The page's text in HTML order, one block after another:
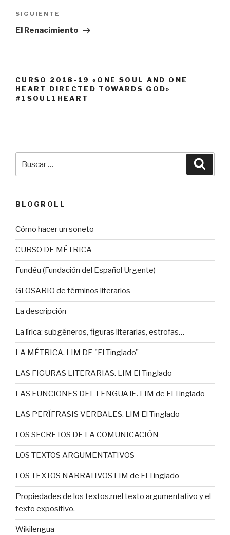
Siguiente
entrada
SIGUIENTE
El Renacimiento
CURSO 2018-19 «ONE SOUL AND ONE
HEART DIRECTED TOWARDS GOD»
#1SOUL1HEART
por:
BLOGROLL
Cómo hacer un soneto
CURSO DE MÉTRICA
Fundéu (Fundación del Español Urgente)
GLOSARIO de términos literarios
La descripción
La lírica: subgéneros, figuras literarias, estrofas…
LA MÉTRICA. LIM DE "El Tinglado"
LAS FIGURAS LITERARIAS. LIM El Tinglado
LAS FUNCIONES DEL LENGUAJE. LIM de El Tinglado
LAS PERÍFRASIS VERBALES. LIM El Tinglado
LOS SECRETOS DE LA COMUNICACIÓN
LOS TEXTOS ARGUMENTATIVOS
LOS TEXTOS NARRATIVOS LIM de El Tinglado
Propiedades de los textos.mel texto argumentativo y el
texto expositivo.
Wikilengua